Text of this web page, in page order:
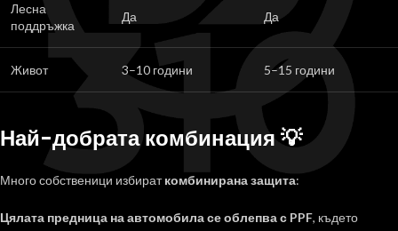
Лесна
поддръжка
Да Да
Живот 3–10 години 5–15 години
Най-добрата комбинация 💡
Много собственици избираткомбинирана защита:
Цялата предница на автомобила се облепва с PPF, където